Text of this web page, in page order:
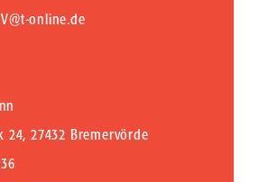
online.de
24, 27432 Bremervörde